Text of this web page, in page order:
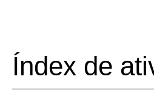
Índex de